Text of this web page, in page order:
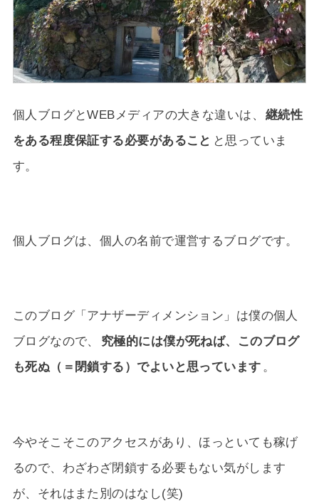
個人ブログとWEBメディアの大きな違いは、
継続性
をある程度保証する必要があること と思っていま
す。
個人ブログは、個人の名前で運営するブログです。
このブログ「アナザーディメンション」は僕の個人
ブログなので、
究極的には僕が死ねば、このブログ
も死ぬ（＝閉鎖する）でよいと思っています 。
今やそこそこのアクセスがあり、ほっといても稼げ
るので、わざわざ閉鎖する必要もない気がします
が、それはまた別のはなし(笑)